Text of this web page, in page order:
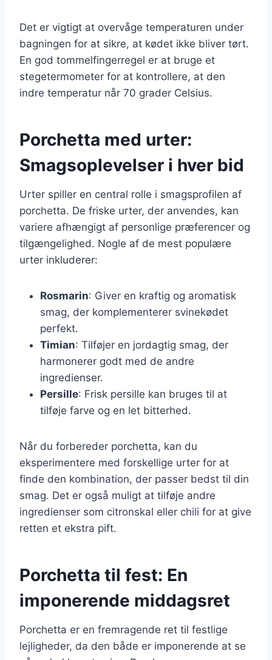
Det er vigtigt at overvåge temperaturen under
bagningen for at sikre, at kødet ikke bliver tørt.
En god tommelfingerregel er at bruge et
stegetermometer for at kontrollere, at den
indre temperatur når 70 grader Celsius.
Porchetta med urter:
Smagsoplevelser i hver bid
Urter spiller en central rolle i smagsprofilen af
porchetta. De friske urter, der anvendes, kan
variere afhængigt af personlige præferencer og
tilgængelighed. Nogle af de mest populære
urter inkluderer:
Rosmarin: Giver en kraftig og aromatisk
smag, der komplementerer svinekødet
perfekt.
Timian: Tilføjer en jordagtig smag, der
harmonerer godt med de andre
ingredienser.
Persille: Frisk persille kan bruges til at
tilføje farve og en let bitterhed.
Når du forbereder porchetta, kan du
eksperimentere med forskellige urter for at
finde den kombination, der passer bedst til din
smag. Det er også muligt at tilføje andre
ingredienser som citronskal eller chili for at give
retten et ekstra pift.
Porchetta til fest: En
imponerende middagsret
Porchetta er en fremragende ret til festlige
lejligheder, da den både er imponerende at se